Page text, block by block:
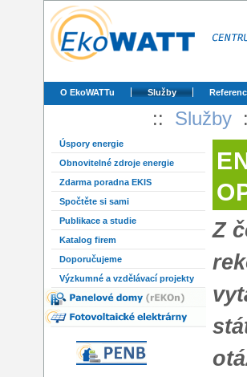
O EkoWATTu Služby
:: Služby
Úspory energie
Obnovitelné zdroje energie
Zdarma poradna EKIS
Spočtěte si sami
Publikace a studie
Katalog firem
Doporučujeme
Výzkumné a vzdělávací projekty
Z